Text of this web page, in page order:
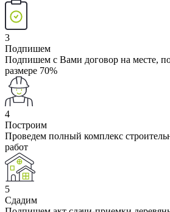
3
Подпишем
Подпишем с Вами договор на месте,
размере 70%
4
Построим
Проведем полный комплекс
работ
5
Сдадим